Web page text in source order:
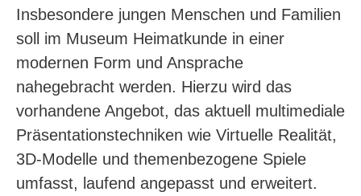
Insbesondere jungen Menschen und Familien
soll im Museum Heimatkunde in einer
modernen Form und Ansprache
nahegebracht werden. Hierzu wird das
vorhandene Angebot, das aktuell multimediale
Präsentationstechniken wie Virtuelle Realität,
3D-Modelle und themenbezogene Spiele
umfasst, laufend angepasst und erweitert.